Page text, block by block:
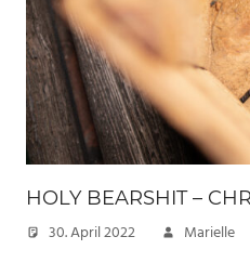
HOLY BEARSHIT –
30. April 2022 Marielle